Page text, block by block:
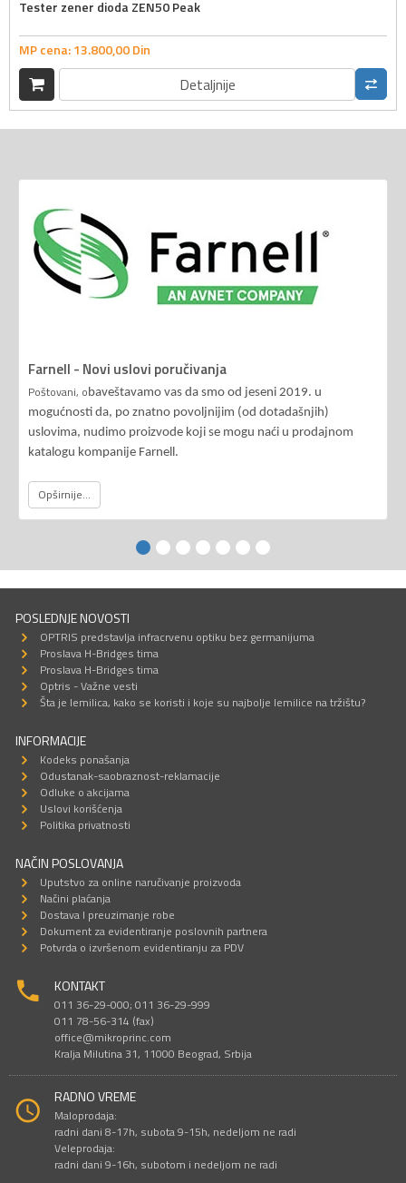
Tester zener dioda ZEN50 Peak
MP cena:13.800,00Din
Detaljnije
Farnell - Novi uslovi poručivanja
Poštovani, o baveštavamo vas da smo od jeseni 2019. u
mogućnosti da, po znatno povoljnijim (od dotadašnjih)
uslovima, nudimo proizvode koji se mogu naći u prodajnom
katalogu kompanije Farnell.
Opširnije...
POSLEDNJE NOVOSTI
OPTRIS predstavlja infracrvenu optiku bez germanijuma
Proslava H-Bridges tima
Proslava H-Bridges tima
Optris - Važne vesti
Šta je lemilica, kako se koristi i koje su najbolje lemilice na tržištu?
INFORMACIJE
Kodeks ponašanja
Odustanak-saobraznost-reklamacije
Odluke o akcijama
Uslovi korišćenja
Politika privatnosti
NAČIN POSLOVANJA
Uputstvo za online naručivanje proizvoda
Načini plaćanja
Dostava I preuzimanje robe
Dokument za evidentiranje poslovnih partnera
Potvrda o izvršenom evidentiranju za PDV
KONTAKT
011 36-29-000; 011 36-29-999
011 78-56-314 (fax)
office@mikroprinc.com
Kralja Milutina 31, 11000 Beograd, Srbija
RADNO VREME
Maloprodaja:
radni dani 8-17h, subota 9-15h, nedeljom ne radi
Veleprodaja:
radni dani 9-16h, subotom i nedeljom ne radi